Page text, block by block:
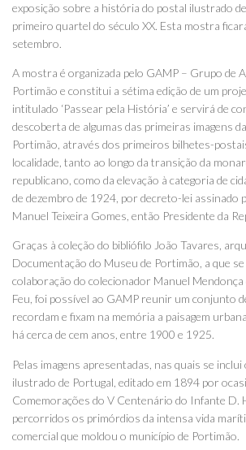
exposição sobre a história do postal ilustrado
primeiro quartel do século XX. Esta mostra
setembro.
A mostra é organizada pelo GAMP – Grupo de
Portimão e constitui a sétima edição de um
intitulado ‘Passear pela História’ e servirá de
descoberta de algumas das primeiras imagens
Portimão, através dos primeiros bilhetes-
localidade, tanto ao longo da transição da
republicano, como da elevação à categoria de
de dezembro de 1924, por decreto-lei assinado
Manuel Teixeira Gomes, então Presidente da
Graças à coleção do bibliófilo João Tavares,
Documentação do Museu de Portimão, a que
colaboração do colecionador Manuel
Feu, foi possível ao GAMP reunir um conjunto
recordam e fixam na memória a paisagem
há cerca de cem anos, entre 1900 e 1925.
Pelas imagens apresentadas, nas quais se
ilustrado de Portugal, editado em 1894 por
Comemorações do V Centenário do Infante D.
percorridos os primórdios da intensa vida
comercial que moldou o município de Portimão.